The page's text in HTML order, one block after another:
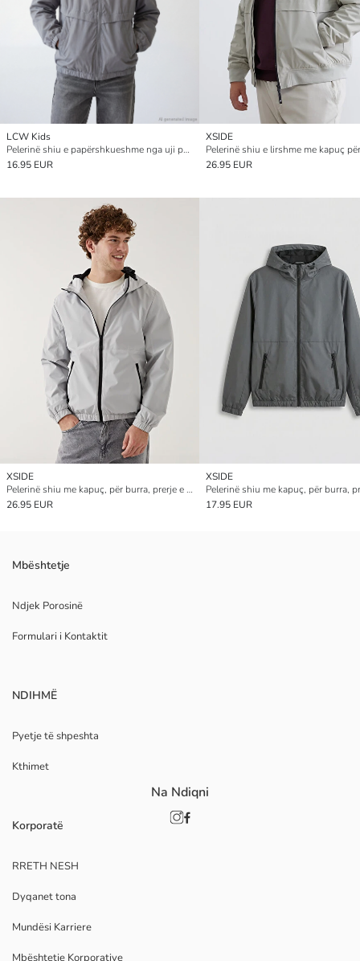
LCW Kids
Pelerinë shiu e papërshkueshme nga uji për djem
16.95 EUR
XSIDE
Pelerinë shiu e lirshme me kapuç
26.95 EUR
XSIDE
Pelerinë shiu me kapuç, për burra, prerje e rregullt
26.95 EUR
XSIDE
17.95 EUR
Mbështetje
Ndjek Porosinë
Formulari i Kontaktit
NDIHMË
Pyetje të shpeshta
Kthimet
Korporatë
RRETH NESH
Dyqanet tona
Mundësi Karriere
Mbështetje Korporative
Na Ndiqni